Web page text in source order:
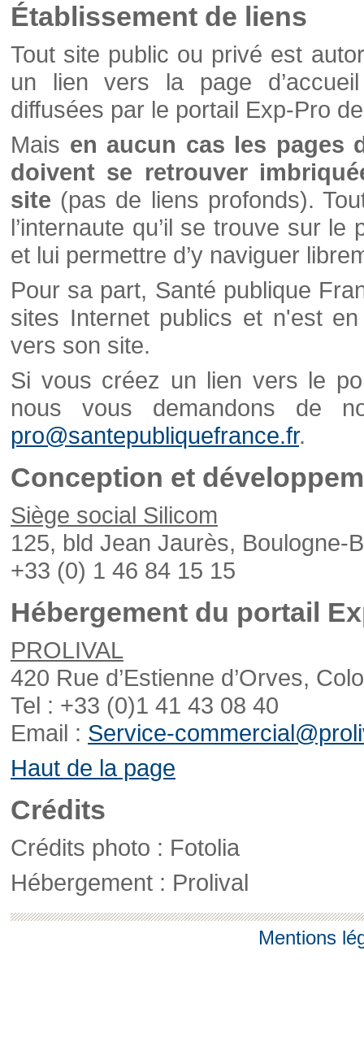
Établissement de liens
Tout site public ou privé est
un lien vers la page
diffusées par le portail Exp-Pro
Mais en aucun cas les pages
doivent se retrouver
site (pas de liens profonds).
l’internaute qu’il se trouve sur
et lui permettre d’y naviguer
Pour sa part, Santé publique
sites Internet publics et n'est
vers son site.
Si vous créez un lien vers le
nous vous demandons de
pro@santepubliquefrance.fr.
Conception et
Siège social Silicom
125, bld Jean Jaurès, Boulogne-
+33 (0) 1 46 84 15 15
Hébergement du portail
PROLIVAL
420 Rue d’Estienne d’Orves,
Tel : +33 (0)1 41 43 08 40
Email : Service-
Haut de la page
Crédits
Crédits photo : Fotolia
Hébergement : Prolival
Mentions